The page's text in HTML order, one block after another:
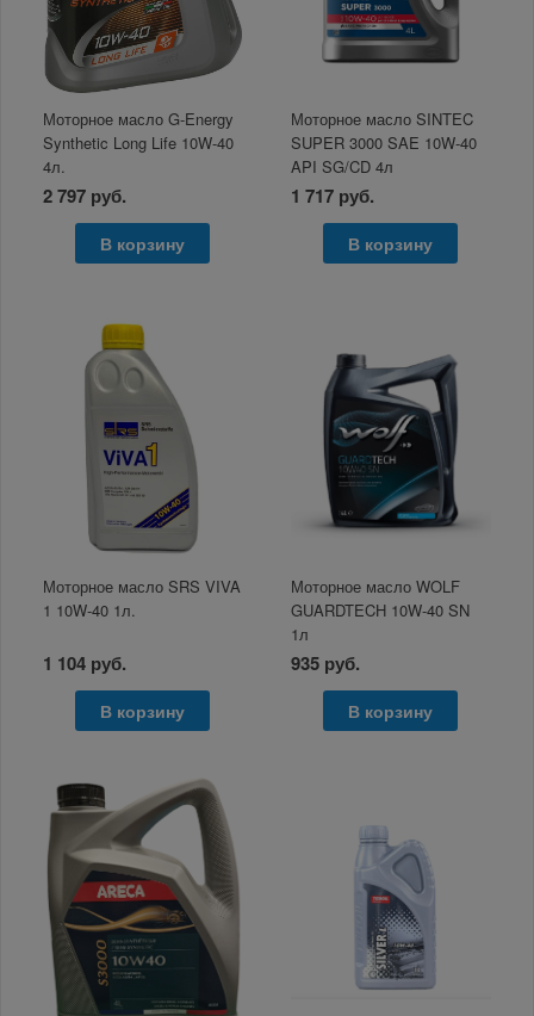
Моторное масло G-Energy
Synthetic Long Life 10W-40
4л.
2 797 руб.
В корзину
Моторное масло SINTEC
SUPER 3000 SAE 10W-40
API SG/CD 4л
1 717 руб.
В корзину
Моторное масло SRS VIVA
1 10W-40 1л.
1 104 руб.
В корзину
Моторное масло WOLF
GUARDTECH 10W-40 SN
1л
935 руб.
В корзину